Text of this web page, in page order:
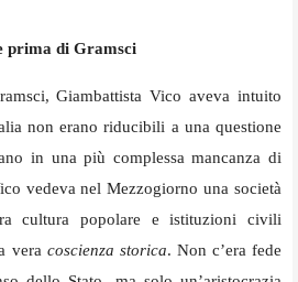
prima di Gramsci
Giambattista Vico aveva intuito
non erano riducibili a una questione
in una più complessa mancanza di
vedeva nel Mezzogiorno una società
cultura popolare e istituzioni civili
vera coscienza storica. Non c’era fede